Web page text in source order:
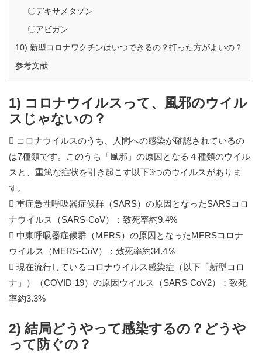
〇デキサメタゾン
〇アビガン
10) 新型コロナワクチンはいつできるの？打った方がよいの？
参考文献
1) コロナウイルスって、風邪のウイル
スじゃないの？
 コロナウイルスのうち、人間への感染が確認されているの
は7種類です。このうち「風邪」の原因となる４種類のウイル
スと、重篤な症状を引き起こす以下3つのウイルスがありま
す。
 重症急性呼吸器症候群（SARS）の原因となったSARSコロ
ナウイルス（SARS-CoV）：致死率約9.4%
 中東呼吸器症候群（MERS）の原因となったMERSコロナ
ウイルス（MERS-CoV）：致死率約34.4％
 現在流行しているコロナウイルス感染症（以下「新型コロ
ナ」）（COVID-19）の原因ウイルス（SARS-CoV2）：致死
率約3.3%
2) 結局どうやって感染するの？どうや
って防ぐの？